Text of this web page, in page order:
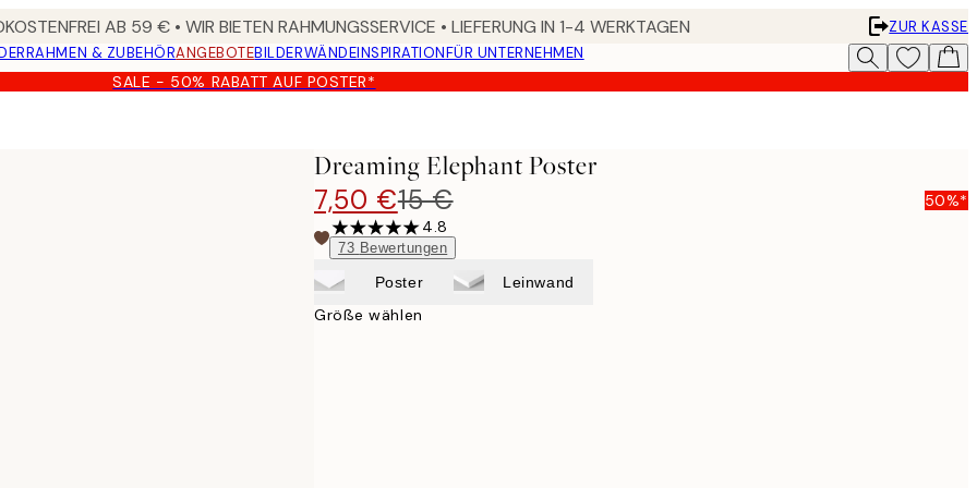
AB 59 € • WIR BIETEN RAHMUNGSSERVICE • LIEFERUNG IN 1-4 WERKTAGEN
ZUR KASSE
RAHMEN & ZUBEHÖRANGEBOTEBILDERWÄNDEINSPIRATIONFÜR UNTERNEHMEN
SALE - 50% RABATT AUF POSTER*
Dreaming Elephant Poster
7,50 €15 €
50%*
4.8
73 Bewertungen
Poster Leinwand
Größe wählen